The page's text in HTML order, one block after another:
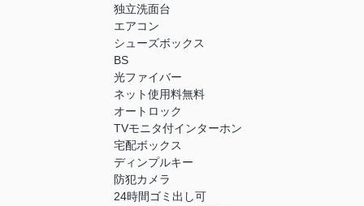
独立洗面台
エアコン
シューズボックス
BS
光ファイバー
ネット使用料無料
オートロック
TVモニタ付インターホン
宅配ボックス
ディンプルキー
防犯カメラ
24時間ゴミ出し可